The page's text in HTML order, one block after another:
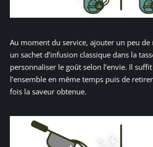
Au moment du service, ajouter un peu de
un sachet d’infusion classique dans la
personnaliser le goût selon l’envie. Il
l’ensemble en même temps puis de
fois la saveur obtenue.